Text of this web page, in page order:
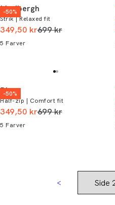
-50%
Lindbergh
Strik | Relaxed fit
349,50 krI alt (uden rabat)
699 kr
5 Farver
-50%
Bison
Half-zip | Comfort fit
349,50 krI alt (uden rabat)
699 kr
5 Farver